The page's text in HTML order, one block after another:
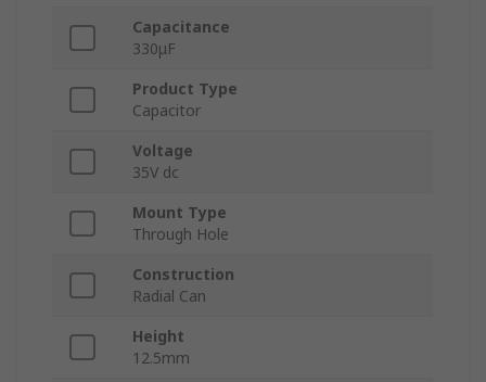
Capacitance
330μF
Product Type
Capacitor
Voltage
35V dc
Mount Type
Through Hole
Construction
Radial Can
Height
12.5mm